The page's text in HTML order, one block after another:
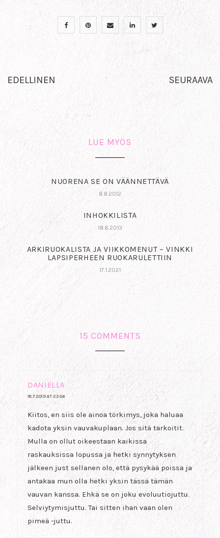
EDELLINEN SEURAAVA
LUE MYÖS
NUORENA SE ON VÄÄNNETTÄVÄ
8.8.2012
INHOKKILISTA
18.6.2013
ARKIRUOKALISTA JA VIIKKOMENUT – VINKKI
LAPSIPERHEEN RUOKARULETTIIN
17.1.2021
15 COMMENTS
DANIELLA
18.7.2019 AT 23:04
Kiitos, en siis ole ainoa törkimys, joka haluaa
kadota yksin vauvakuplaan. Jos sitä tarkoitit.
Mulla on ollut oikeestaan kaikissa
raskauksissa lopussa ja hetki synnytyksen
jälkeen just sellanen olo, että pysykää poissa ja
antakaa mun olla hetki yksin tässä tämän
vauvan kanssa. Ehkä se on joku evoluutiojuttu.
Selviytymisjuttu. Tai sitten ihan vaan olen
pimeä -juttu.